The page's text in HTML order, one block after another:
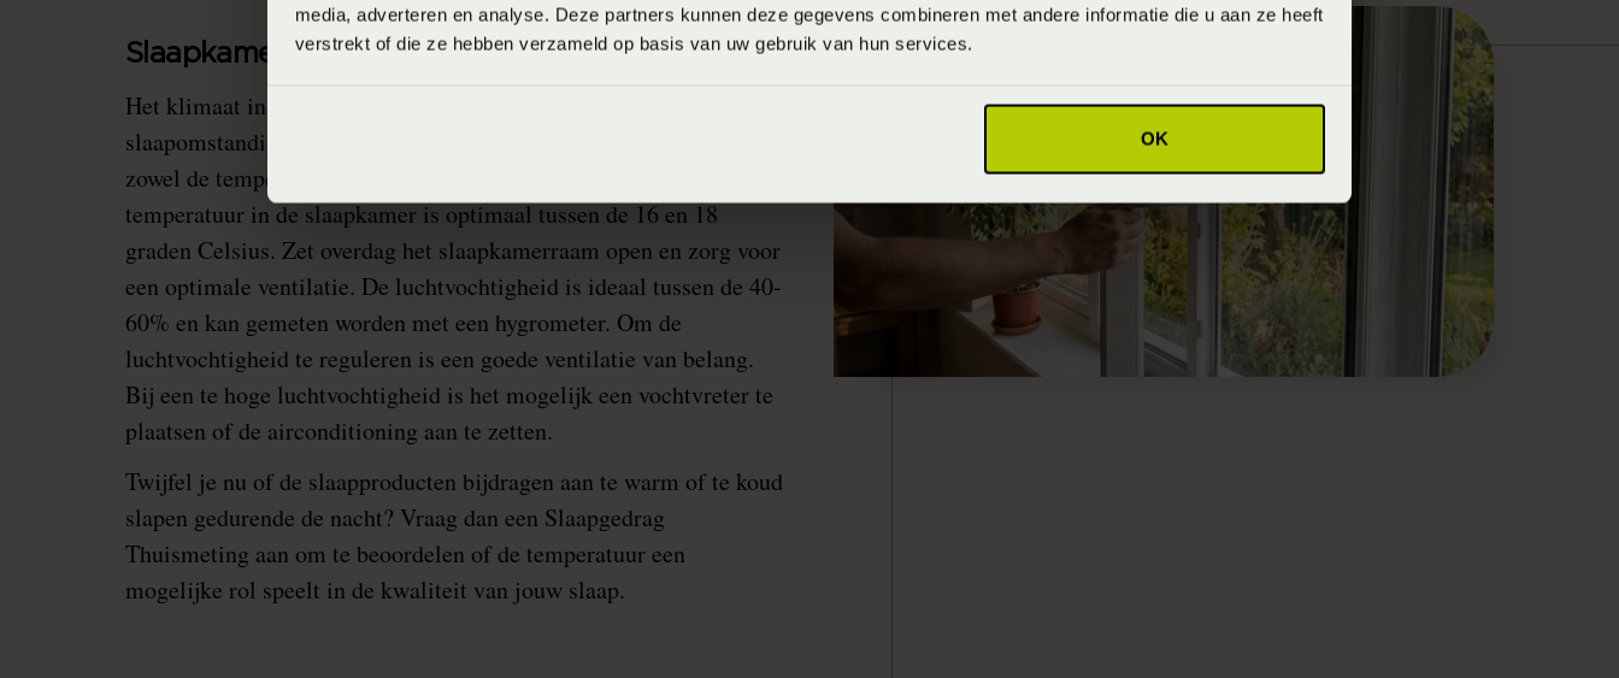
media, adverteren en analyse. Deze partners kunnen deze gegevens combineren met andere informatie die u aan ze heeft
verstrekt of die ze hebben verzameld op basis van uw gebruik van hun services.
OK
Slaapkamerklimaat
Het klimaat in de slaapkamer is van belang om goede
slaapomstandigheden te creëren. Om goed te kunnen slapen, moet
zowel de temperatuur als de luchtvochtigheid goed zijn. De
temperatuur in de slaapkamer is optimaal tussen de 16 en 18
graden Celsius. Zet overdag het slaapkamerraam open en zorg voor
een optimale ventilatie. De luchtvochtigheid is ideaal tussen de 40-
60% en kan gemeten worden met een hygrometer. Om de
luchtvochtigheid te reguleren is een goede ventilatie van belang.
Bij een te hoge luchtvochtigheid is het mogelijk een vochtvreter te
plaatsen of de airconditioning aan te zetten.
Twijfel je nu of de slaapproducten bijdragen aan te warm of te koud
slapen gedurende de nacht? Vraag dan een Slaapgedrag
Thuismeting aan om te beoordelen of de temperatuur een
mogelijke rol speelt in de kwaliteit van jouw slaap.